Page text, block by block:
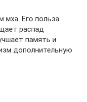
мха. Его польза
распад
память и
дополнительную